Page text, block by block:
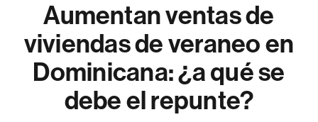
Aumentan ventas de
viviendas de veraneo en
Dominicana: ¿a qué se
debe el repunte?